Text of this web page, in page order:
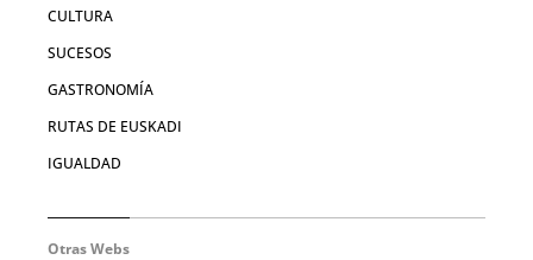
CULTURA
SUCESOS
GASTRONOMÍA
RUTAS DE EUSKADI
IGUALDAD
Otras Webs